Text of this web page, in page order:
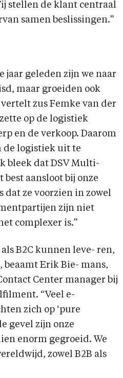
stellen de klant centraal
samen beslissingen.”
jaar geleden zijn we naar
maar groeiden ook
zus Femke van der
op de logistiek
en de verkoop. Daarom
de logistiek uit te
bleek dat DSV Multi-
aansloot bij onze
dat ze voorzien in zowel
zijn niet
complexer is.”
als B2C kunnen leve- ren,
beaamt Erik Bie- mans,
Center manager bij
“Veel e-
zich op ‘pure
gevel zijn onze
enorm gegroeid. We
zowel B2B als